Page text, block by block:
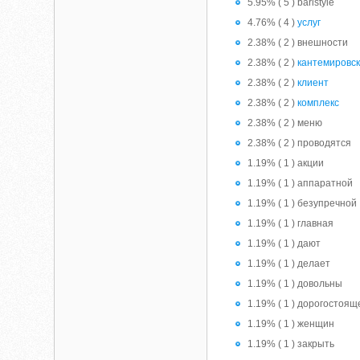
5.95% ( 5 ) baristyle
4.76% ( 4 )услуг
2.38% ( 2 ) внешности
2.38% ( 2 )
2.38% ( 2 )клиент
2.38% ( 2 )комплекс
2.38% ( 2 ) меню
2.38% ( 2 ) проводятся
1.19% ( 1 ) акции
1.19% ( 1 ) аппаратной
1.19% ( 1 ) безупречной
1.19% ( 1 ) главная
1.19% ( 1 ) дают
1.19% ( 1 ) делает
1.19% ( 1 ) довольны
1.19% ( 1 )
1.19% ( 1 ) женщин
1.19% ( 1 ) закрыть